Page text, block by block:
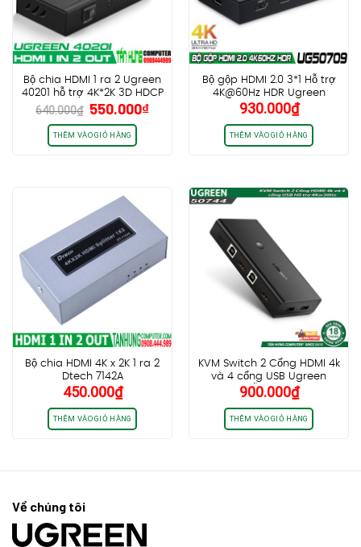
Bộ chia HDMI 1 ra 2 Ugreen
40201 hỗ trợ 4K*2K 3D HDCP
640.000₫ Giá
gốc
là:
640.000₫.
550.000₫Giá
THÊM VÀO GIỎ HÀNG
Bộ gộp HDMI 2.0 3*1 Hỗ trợ
4K@60Hz HDR Ugreen
50709
930.000₫
THÊM VÀO GIỎ HÀNG
Bộ chia HDMI 4K x 2K 1 ra 2
Dtech 7142A
450.000₫
THÊM VÀO GIỎ HÀNG
KVM Switch 2 Cổng HDMI 4k
và 4 cổng USB Ugreen
50744 Hỗ trợ 4K@30Hz
900.000₫
THÊM VÀO GIỎ HÀNG
Về chúng tôi